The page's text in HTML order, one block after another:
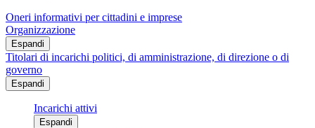
Oneri informativi per cittadini e imprese
Organizzazione
Espandi
Titolari di incarichi politici, di amministrazione, di direzione o di
governo
Espandi
Incarichi attivi
Espandi